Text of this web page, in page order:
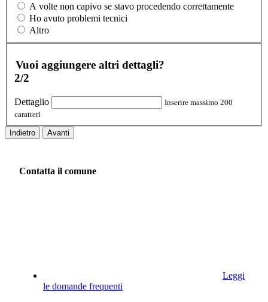
A volte non capivo se stavo procedendo correttamente
Ho avuto problemi tecnici
Altro
Vuoi aggiungere altri dettagli?
2/2
Dettaglio
Inserire massimo 200
caratteri
Indietro Avanti
Contatta il comune
Leggi
le domande frequenti